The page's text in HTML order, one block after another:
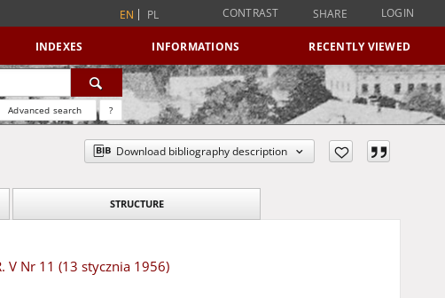
EN PL CONTRAST SHARE LOGIN
INDEXES INFORMATIONS RECENTLY VIEWED
Advanced search ?
Download bibliography description
STRUCTURE
V Nr 11 (13 stycznia 1956)